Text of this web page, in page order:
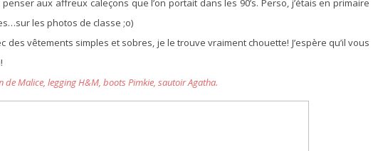
aux affreux caleçons que l’on portait dans les 90’s. Perso, j’étais en primaire
les photos de classe ;o)
des vêtements simples et sobres, je le trouve vraiment chouette! J’espère qu’il vous
de Malice, legging H&M, boots Pimkie, sautoir Agatha.